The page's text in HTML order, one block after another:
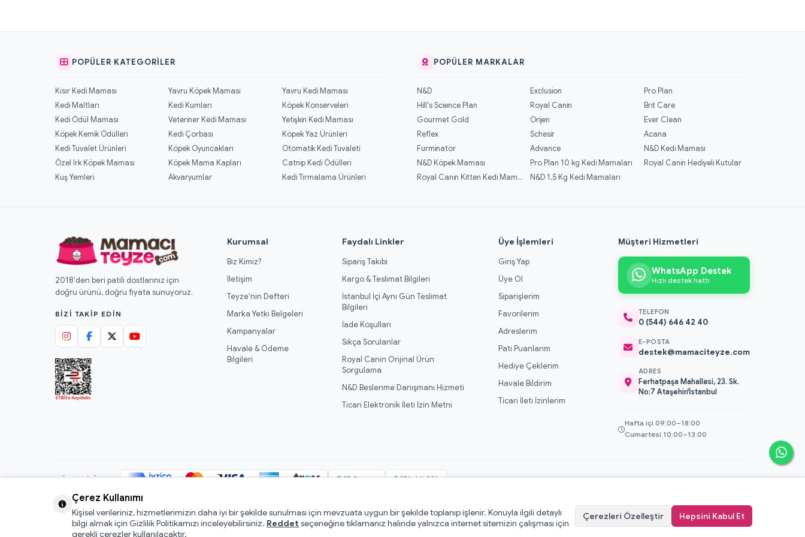
POPÜLER KATEGORILER
Kısır Kedi Maması Yavru Köpek Maması
Yavru Kedi Maması
Kedi Maltları
Kedi Kumları
Köpek Konserveleri
Kedi Ödül Maması
Veteriner Kedi Maması
Yetişkin Kedi Maması
Köpek Kemik Ödülleri
Kedi Çorbası
Köpek Yaz Ürünleri
Kedi Tuvalet Ürünleri
Köpek Oyuncakları
Otomatik Kedi Tuvaleti
Özel Irk Köpek Maması
Köpek Mama Kapları
Catnip Kedi Ödülleri
Kuş Yemleri
Akvaryumlar Kedi Tırmalama Ürünleri
POPÜLER MARKALAR
N&D Exclusion
Pro Plan
Hill's Science Plan
Royal Canin
Brit Care
Gourmet Gold
Orijen
Ever Clean
Reflex
Schesir
Acana
Furminator
Advance
N&D Kedi Maması
N&D Köpek Maması
Pro Plan 10 kg Kedi Mamaları
Royal Canin Hediyeli Kutular
Royal Canin Kitten Kedi Mamaları
N&D 1,5 Kg Kedi Mamaları
2018'den beri patili dostlarınız için
doğru ürünü, doğru fiyata sunuyoruz.
BIZI TAKIP EDIN
Kurumsal
Biz Kimiz?
İletişim
Teyze'nin Defteri
Marka Yetki Belgeleri
Kampanyalar
Havale & Ödeme
Bilgileri
Faydalı Linkler
Sipariş Takibi
Kargo & Teslimat Bilgileri
İstanbul İçi Aynı Gün Teslimat
Bilgileri
İade Koşulları
Sıkça Sorulanlar
Royal Canin Orijinal Ürün
Sorgulama
N&D Beslenme Danışmanı Hizmeti
Ticari Elektronik İleti İzin Metni
Üye İşlemleri
Giriş Yap
Üye Ol
Siparişlerim
Favorilerim
Adreslerim
Pati Puanlarım
Hediye Çeklerim
Havale Bildirim
Ticari İleti İzinlerim
Müşteri Hizmetleri
WhatsApp Destek
Hızlı destek hattı
TELEFON
0 (544) 646 42 40
E-POSTA
destek@mamaciteyze.com
ADRES
Ferhatpaşa Mahallesi, 23. Sk.
No:7 Ataşehir/İstanbul
Hafta içi 09:00–18:00
Cumartesi 10:00–13:00
GÜVENLI ÖDEME 3D Secure 256-bit SSL
© 2026 Mamacı Teyze · Nurşen ve ekibi ile birlikte ile hazırlandı. Mesafeli Satış Sözleşmesi · Pati Puan Kazanma Koşulları · Gizlilik ve Çerez Politikası · KVKK Aydınlatma Metni Kullanıcı Sözleşmesi
Çerez Kullanımı
Kişisel verileriniz, hizmetlerimizin daha iyi bir şekilde sunulması için mevzuata uygun bir şekilde toplanıp işlenir. Konuyla ilgili detaylı
bilgi almak için Gizlilik Politikamızı inceleyebilirsiniz. Reddet seçeneğine tıklamanız halinde yalnızca internet sitemizin çalışması için
gerekli çerezler kullanılacaktır.
Çerezleri Özelleştir Hepsini Kabul Et